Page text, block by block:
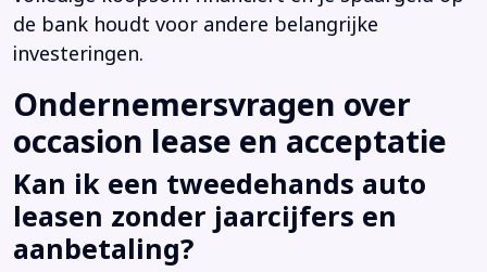
de bank houdt voor andere belangrijke
investeringen.
Ondernemersvragen over
occasion lease en acceptatie
Kan ik een tweedehands auto
leasen zonder jaarcijfers en
aanbetaling?